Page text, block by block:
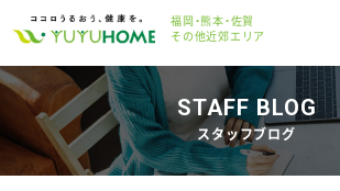
福岡・熊本・佐賀
その他近郊エリア
STAFF BLOG
スタッフブログ